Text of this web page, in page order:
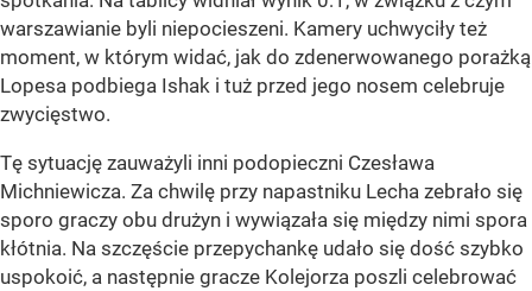
warszawianie byli niepocieszeni. Kamery uchwyciły też
moment, w którym widać, jak do zdenerwowanego porażką
Lopesa podbiega Ishak i tuż przed jego nosem celebruje
zwycięstwo.
Tę sytuację zauważyli inni podopieczni Czesława
Michniewicza. Za chwilę przy napastniku Lecha zebrało się
sporo graczy obu drużyn i wywiązała się między nimi spora
kłótnia. Na szczęście przepychankę udało się dość szybko
uspokoić, a następnie gracze Kolejorza poszli celebrować